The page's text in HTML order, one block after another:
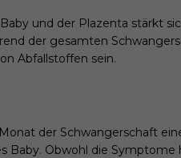
und der Plazenta stärkt
der gesamten
Abfallstoffen sein.
der Schwangerschaft
Baby. Obwohl die